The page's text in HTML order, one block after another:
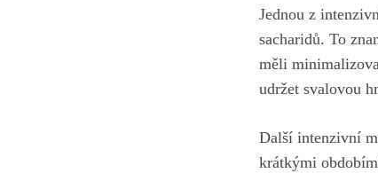
Jednou z
sacharidů. To
měli
udržet svalovou
Další intenzivní
krátkými